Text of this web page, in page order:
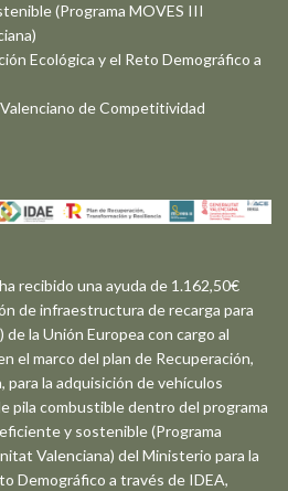
(Programa MOVES III
Ecológica y el Reto Demográfico a
de Competitividad
recibido una ayuda de 1.162,50€
de infraestructura de recarga para
la Unión Europea con cargo al
el marco del plan de Recuperación,
para la adquisición de vehículos
pila combustible dentro del programa
y sostenible (Programa
Valenciana) del Ministerio para la
Demográfico a través de IDEA,